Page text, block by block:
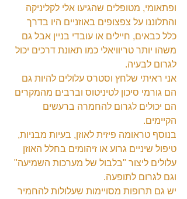
ופתאומי, מטופלים שהגיעו אלי לקליניקה
והתלוננו על צפצופים באוזניים היו בדרך
כלל כבאים, חיילים או עובדי בניין אבל גם
משהו יותר טריוויאלי כמו תאונת דרכים יכול
לגרום לבעיה.
אני ראיתי שלחץ וסטרס עלולים להיות גם
הם גורמי סיכון לטיניטוס וברבים מהמקרים
הם יכולים לגרום להחמרה ברעשים
הקיימים.
בנוסף טראומה פיזית לאוזן, בעיות מבניות,
טיפול שיניים גרוע או זיהומים בחלל האוזן
עלולים ליצור "בלבול של מערכות השמיעה"
וגם לגרום לתופעה.
יש גם תרופות מסויימות שעלולות להחמיר